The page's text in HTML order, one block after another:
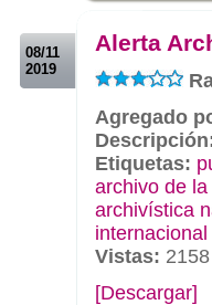
08/11
2019
Alerta
Agregado
Etiquetas:
archivo de
archivística
Vistas: 2158
[Descargar]